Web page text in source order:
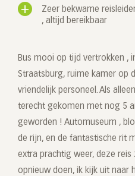
Zeer bekwame
, altijd bereikbaar
Bus mooi op tijd vertrokken ,
Straatsburg, ruime kamer op
vriendelijk personeel. Als
terecht gekomen met nog 5
geworden ! Automuseum ,
de rijn, en de fantastische rit
extra prachtig weer, deze
opnieuw doen, ik kijk uit naar